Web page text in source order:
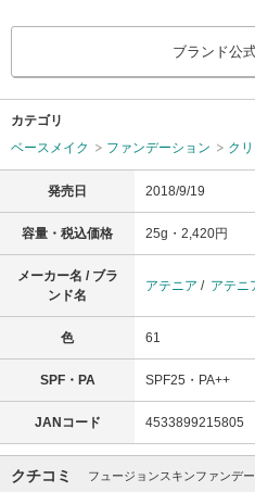
ブランド公
カテゴリ
ベースメイク
ファンデーション ク
発売日 2018/9/19
容量・税込価格 25g・2,420円
メーカー名 / ブラ
ンド名
アテニア / アテニ
色 61
SPF・PA SPF25・PA++
JANコード 4533899215805
クチコミ フュージョンスキンファンデ